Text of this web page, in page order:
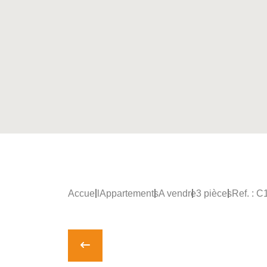
Accueil AppartementsA vendre3 piècesRef. :